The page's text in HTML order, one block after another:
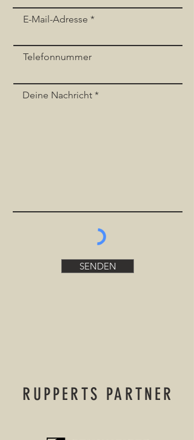
E-Mail-Adresse
Telefonnummer
Deine Nachricht
SENDEN
RUPPERTS PARTNER